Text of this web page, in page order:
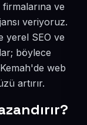
ve
veriyoruz.
yerel SEO ve
böylece
web
artırır.